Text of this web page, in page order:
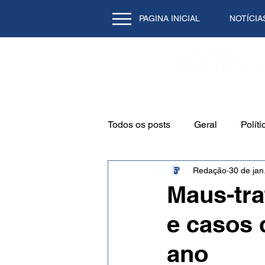
PAGINA INICIAL
Todos os posts Geral
Cidade
Natal/RN Tecnologia
Maus-
e casos
ano
Redação 30 de jan.